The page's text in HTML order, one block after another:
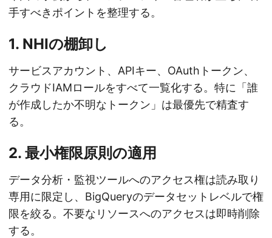
手すべきポイントを整理する。
1. NHIの棚卸し
サービスアカウント、APIキー、OAuthトークン、
クラウドIAMロールをすべて一覧化する。特に「誰
が作成したか不明なトークン」は最優先で精査す
る。
2. 最小権限原則の適用
データ分析・監視ツールへのアクセス権は読み取り
専用に限定し、BigQueryのデータセットレベルで権
限を絞る。不要なリソースへのアクセスは即時削除
する。